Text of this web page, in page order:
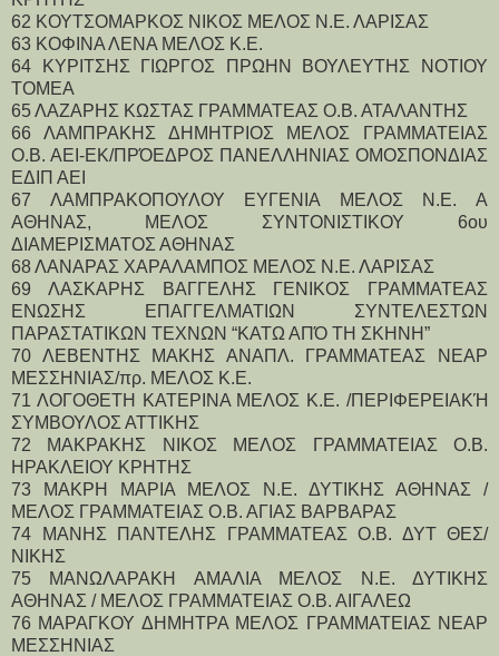
62 ΚΟΥΤΣΟΜΑΡΚΟΣ ΝΙΚΟΣ ΜΕΛΟΣ Ν.Ε. ΛΑΡΙΣΑΣ
63 ΚΟΦΙΝΑ ΛΕΝΑ ΜΕΛΟΣ Κ.Ε.
64 ΚΥΡΙΤΣΗΣ ΓΙΩΡΓΟΣ ΠΡΩΗΝ ΒΟΥΛΕΥΤΗΣ ΝΟΤΙΟΥ
ΤΟΜΕΑ
65 ΛΑΖΑΡΗΣ ΚΩΣΤΑΣ ΓΡΑΜΜΑΤΕΑΣ Ο.Β. ΑΤΑΛΑΝΤΗΣ
66 ΛΑΜΠΡΑΚΗΣ ΔΗΜΗΤΡΙΟΣ ΜΕΛΟΣ ΓΡΑΜΜΑΤΕΙΑΣ
Ο.Β. ΑΕΙ-ΕΚ/ΠΡΌΕΔΡΟΣ ΠΑΝΕΛΛΗΝΙΑΣ ΟΜΟΣΠΟΝΔΙΑΣ
ΕΔΙΠ ΑΕΙ
67 ΛΑΜΠΡΑΚΟΠΟΥΛΟΥ ΕΥΓΕΝΙΑ ΜΕΛΟΣ Ν.Ε. Α
ΑΘΗΝΑΣ, ΜΕΛΟΣ ΣΥΝΤΟΝΙΣΤΙΚΟΥ 6ου
ΔΙΑΜΕΡΙΣΜΑΤΟΣ ΑΘΗΝΑΣ
68 ΛΑΝΑΡΑΣ ΧΑΡΑΛΑΜΠΟΣ ΜΕΛΟΣ Ν.Ε. ΛΑΡΙΣΑΣ
69 ΛΑΣΚΑΡΗΣ ΒΑΓΓΕΛΗΣ ΓΕΝΙΚΟΣ ΓΡΑΜΜΑΤΕΑΣ
ΕΝΩΣΗΣ ΕΠΑΓΓΕΛΜΑΤΙΩΝ ΣΥΝΤΕΛΕΣΤΩΝ
ΠΑΡΑΣΤΑΤΙΚΩΝ ΤΕΧΝΩΝ “ΚΑΤΩ ΑΠΌ ΤΗ ΣΚΗΝΗ”
70 ΛΕΒΕΝΤΗΣ ΜΑΚΗΣ ΑΝΑΠΛ. ΓΡΑΜΜΑΤΕΑΣ ΝΕΑΡ
ΜΕΣΣΗΝΙΑΣ/πρ. ΜΕΛΟΣ Κ.Ε.
71 ΛΟΓΟΘΕΤΗ ΚΑΤΕΡΙΝΑ ΜΕΛΟΣ Κ.Ε. /ΠΕΡΙΦΕΡΕΙΑΚΉ
ΣΥΜΒΟΥΛΟΣ ΑΤΤΙΚΗΣ
72 ΜΑΚΡΑΚΗΣ ΝΙΚΟΣ ΜΕΛΟΣ ΓΡΑΜΜΑΤΕΙΑΣ Ο.Β.
ΗΡΑΚΛΕΙΟΥ ΚΡΗΤΗΣ
73 ΜΑΚΡΗ ΜΑΡΙΑ ΜΕΛΟΣ Ν.Ε. ΔΥΤΙΚΗΣ ΑΘΗΝΑΣ /
ΜΕΛΟΣ ΓΡΑΜΜΑΤΕΙΑΣ Ο.Β. ΑΓΙΑΣ ΒΑΡΒΑΡΑΣ
74 ΜΑΝΗΣ ΠΑΝΤΕΛΗΣ ΓΡΑΜΜΑΤΕΑΣ Ο.Β. ΔΥΤ ΘΕΣ/
ΝΙΚΗΣ
75 ΜΑΝΩΛΑΡΑΚΗ ΑΜΑΛΙΑ ΜΕΛΟΣ Ν.Ε. ΔΥΤΙΚΗΣ
ΑΘΗΝΑΣ / ΜΕΛΟΣ ΓΡΑΜΜΑΤΕΙΑΣ Ο.Β. ΑΙΓΑΛΕΩ
76 ΜΑΡΑΓΚΟΥ ΔΗΜΗΤΡΑ ΜΕΛΟΣ ΓΡΑΜΜΑΤΕΙΑΣ ΝΕΑΡ
ΜΕΣΣΗΝΙΑΣ